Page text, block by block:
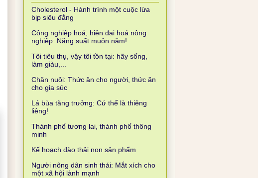
Cholesterol - Hành trình một cuộc lừa
bịp siêu đẳng
Công nghiệp hoá, hiện đại hoá nông
nghiệp: Năng suất muôn năm!
Tôi tiêu thụ, vậy tôi tồn tại: hãy sống,
làm giàu,...
Chăn nuôi: Thức ăn cho người, thức ăn
cho gia súc
Lá bùa tăng trưởng: Cứ thể là thiêng
liêng!
Thành phố tương lai, thành phố thông
minh
Kế hoạch đào thải non sản phẩm
Người nông dân sinh thái: Mắt xích cho
một xã hội lành mạnh